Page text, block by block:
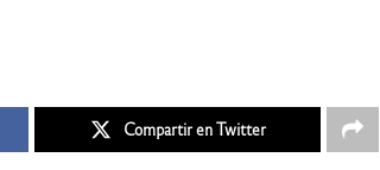
Compartir en Twitter